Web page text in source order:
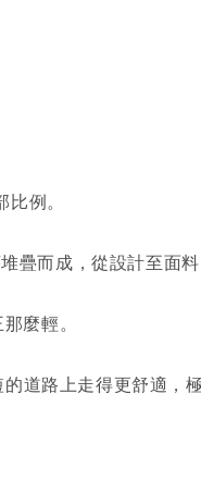
例。
疊而成，從設計至面
麼輕。
道路上走得更舒適，